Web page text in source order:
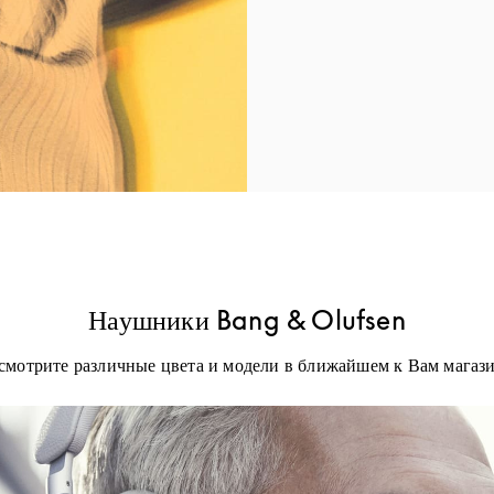
Наушники Bang & Olufsen
различные цвета и модели в ближайшем к Вам